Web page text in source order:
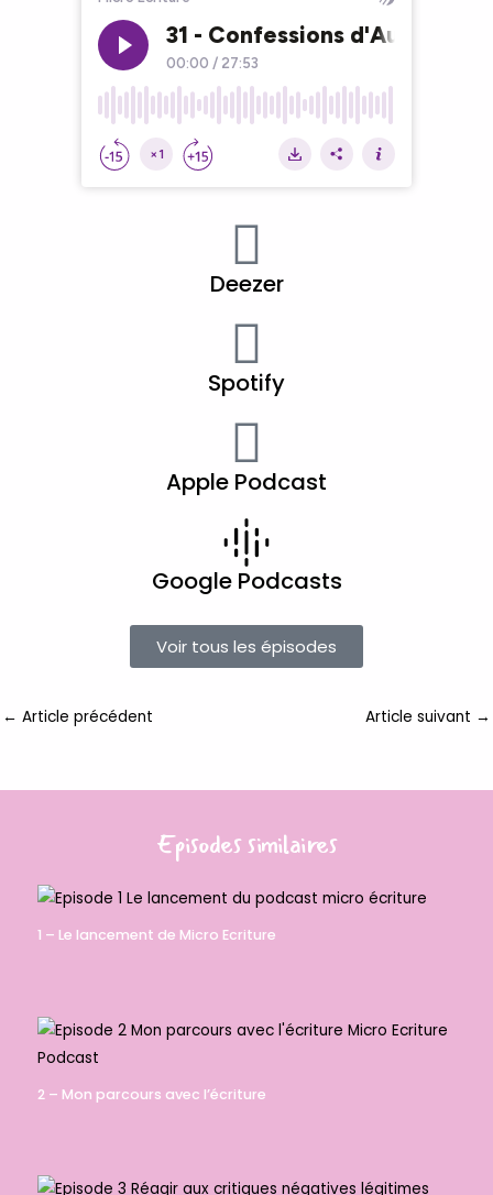
Deezer
Spotify
Apple Podcast
Google Podcasts
Voir tous les épisodes
← Article précédent Article suivant →
Episodes similaires
1 – Le lancement de Micro Ecriture
2 – Mon parcours avec l’écriture